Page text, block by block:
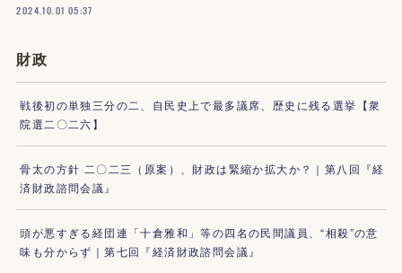
2024.10.01 05:37
財政
戦後初の単独三分の二、自民史上で最多議席、歴史に残る選挙【衆
院選二〇二六】
骨太の方針 二〇二三（原案）、財政は緊縮か拡大か？｜第八回『経
済財政諮問会議』
頭が悪すぎる経団連「十倉雅和」等の四名の民間議員、“相殺”の意
味も分からず｜第七回『経済財政諮問会議』